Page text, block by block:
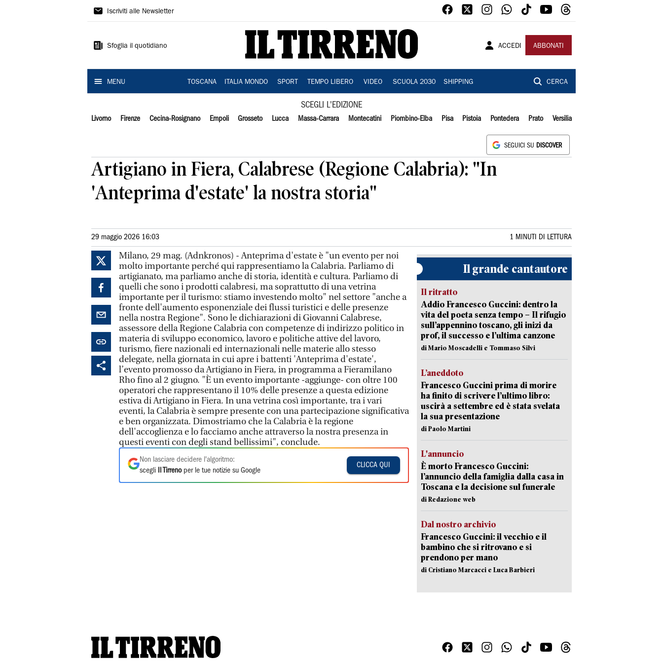
Il
Iscriviti alle Newsletter
Sfoglia il quotidiano ACCEDI ABBONATI
MENU TOSCANA ITALIA MONDO SPORT TEMPO LIBERO VIDEO SCUOLA 2030 SHIPPING CERCA
SCEGLI L'EDIZIONE
Livorno Firenze Cecina-Rosignano Empoli Grosseto Lucca Massa-Carrara Montecatini Piombino-Elba Pisa Pistoia Pontedera Prato Versilia
SEGUICI SU DISCOVER
Artigiano in Fiera, Calabrese (Regione Calabria): "In
'Anteprima d'estate' la nostra storia"
29 maggio 2026 16:03 1 MINUTI DI LETTURA
Milano, 29 mag. (Adnkronos) - Anteprima d'estate è "un evento per noi
molto importante perché qui rappresentiamo la Calabria. Parliamo di
artigianato, ma parliamo anche di storia, identità e cultura. Parliamo di
quelli che sono i prodotti calabresi, ma soprattutto di una vetrina
importante per il turismo: stiamo investendo molto" nel settore "anche a
fronte dell'aumento esponenziale dei flussi turistici e delle presenze
nella nostra Regione". Sono le dichiarazioni di Giovanni Calabrese,
assessore della Regione Calabria con competenze di indirizzo politico in
materia di sviluppo economico, lavoro e politiche attive del lavoro,
turismo, fiere nazionali ed internazionali nelle materie allo stesso
delegate, nella giornata in cui apre i battenti 'Anteprima d'estate',
l’evento promosso da Artigiano in Fiera, in programma a Fieramilano
Rho fino al 2 giugno. "È un evento importante -aggiunge- con oltre 100
operatori che rappresentano il 10% delle presenze a questa edizione
estiva di Artigiano in Fiera. In una vetrina così importante, tra i vari
eventi, la Calabria è sempre presente con una partecipazione significativa
e ben organizzata. Dimostriamo che la Calabria è la regione
dell'accoglienza e lo facciamo anche attraverso la nostra presenza in
questi eventi con degli stand bellissimi", conclude.
Non lasciare decidere l'algoritmo:
scegli
Il Tirrenoper le tue notizie su Google
CLICCA QUI
Il grande cantautore
Il ritratto
Addio Francesco Guccini: dentro la
vita del poeta senza tempo – Il rifugio
sull’appennino toscano, gli inizi da
prof, il successo e l’ultima canzone
di Mario Moscadelli e Tommaso Silvi
L’aneddoto
Francesco Guccini prima di morire
ha finito di scrivere l’ultimo libro:
uscirà a settembre ed è stata svelata
la sua presentazione
di Paolo Martini
L'annuncio
È morto Francesco Guccini:
l’annuncio della famiglia dalla casa in
Toscana e la decisione sul funerale
di Redazione web
Dal nostro archivio
Francesco Guccini: il vecchio e il
bambino che si ritrovano e si
prendono per mano
di Cristiano Marcacci e Luca Barbieri